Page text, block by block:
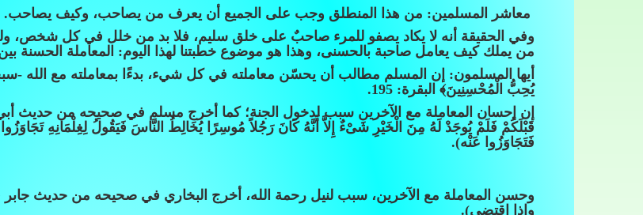
معاشر المسلمين: من هذا المنطلق وجب على الجميع أن يعرف من يصاحب، وكيف يصاحب.
وفي الحقيقة أنه لا يكاد يصفو للمرء صاحبٌ على خلق سليم، فلا بد من خلل في كل شخص،
من يملك كيف يعامل صاحبة بالحسنى، وهذا هو موضوع خطبتنا لهذا اليوم: المعاملة الحسنة
أيها المسلمون: إن المسلم مطالب أن يحسّن معاملته في كل شيء، بدءًا بمعاملته مع الله -
يُحِبُّ الْمُحْسِنِينَ﴾ البقرة: 195.
إن إحسان المعاملة مع الآخرين سبب لدخول الجنة؛ كما أخرج مسلم في صحيحه من
قَبْلَكُمْ فَلَمْ يُوجَدْ لَهُ مِنَ الْخَيْرِ شَىْءٌ إِلاَّ أَنَّهُ كَانَ رَجُلاً مُوسِرًا يُخَالِطُ النَّاسَ فَيَقُولُ لِغِلْمَانِهِ
فَتَجَاوَزُوا عَنْه).
وحسن المعاملة مع الآخرين، سبب لنيل رحمة الله، أخرج البخاري في صحيحه من حديث جابر
وإذا اقتضى).